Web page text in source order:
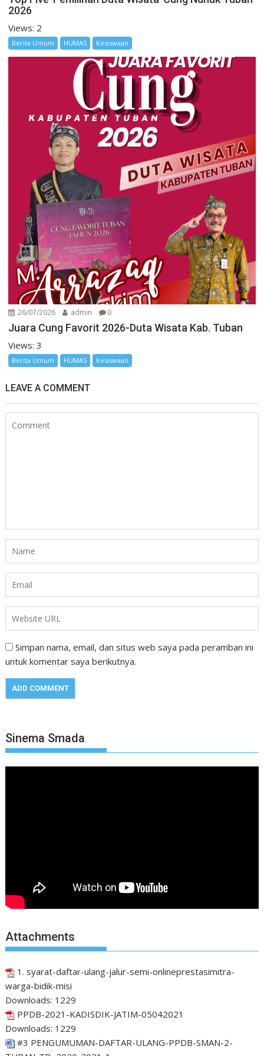
2026
Views: 2
Berita Umum HUMAS Kesiswaan
26/07/2026 admin 0
Juara Cung Favorit 2026-Duta Wisata Kab. Tuban
Views: 3
Berita Umum HUMAS Kesiswaan
LEAVE A COMMENT
Simpan nama, email, dan situs web saya pada peramban ini
untuk komentar saya berikutnya.
Sinema Smada
Attachments
1. syarat-daftar-ulang-jalur-semi-onlineprestasimitra-
warga-bidik-misi
Downloads: 1229
PPDB-2021-KADISDIK-JATIM-05042021
Downloads: 1229
#3 PENGUMUMAN-DAFTAR-ULANG-PPDB-SMAN-2-